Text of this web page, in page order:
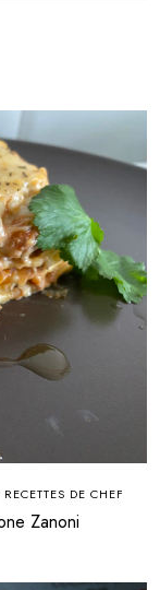
RECETTES DE CHEF
Zanoni